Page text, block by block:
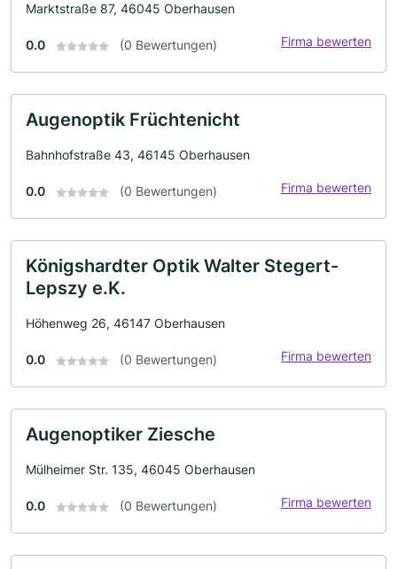
Marktstraße 87, 46045 Oberhausen
0.0 (0 Bewertungen) Firma bewerten
Augenoptik Früchtenicht
Bahnhofstraße 43, 46145 Oberhausen
0.0 (0 Bewertungen) Firma bewerten
Königshardter Optik Walter Stegert-
Lepszy e.K.
Höhenweg 26, 46147 Oberhausen
0.0 (0 Bewertungen) Firma bewerten
Augenoptiker Ziesche
Mülheimer Str. 135, 46045 Oberhausen
0.0 (0 Bewertungen) Firma bewerten